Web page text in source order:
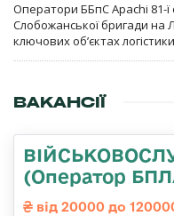
Оператори ББпС Apachi 81-ї
Слобожанської бригади на
ключових об’єктах
ВАКАНСІЇ
(Оператор
від 20000 до